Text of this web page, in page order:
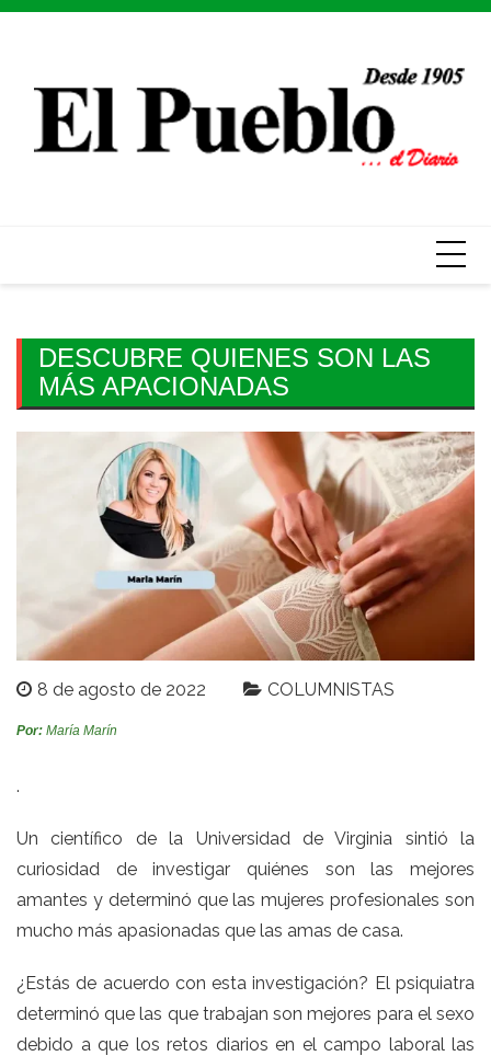
Skip
DESCUBRE QUIENES SON LAS
MÁS APACIONADAS
8 de agosto de 2022 COLUMNISTAS
Por: María Marín
.
Un científico de la Universidad de Virginia sintió la
curiosidad de investigar quiénes son las mejores
amantes y determinó que las mujeres profesionales son
mucho más apasionadas que las amas de casa.
¿Estás de acuerdo con esta investigación? El psiquiatra
determinó que las que trabajan son mejores para el sexo
debido a que los retos diarios en el campo laboral las